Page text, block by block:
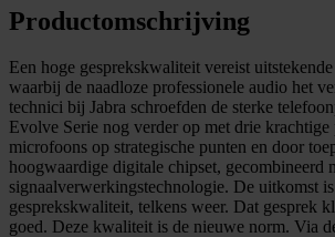
Productomschrijving
Een hoge gesprekskwaliteit vereist
waarbij de naadloze professionele audio het
technici bij Jabra schroefden de sterke
Evolve Serie nog verder op met drie krachtige
microfoons op strategische punten en door
hoogwaardige digitale chipset, gecombineerd
signaalverwerkingstechnologie. De uitkomst
gesprekskwaliteit, telkens weer. Dat gesprek
goed. Deze kwaliteit is de nieuwe norm. Via